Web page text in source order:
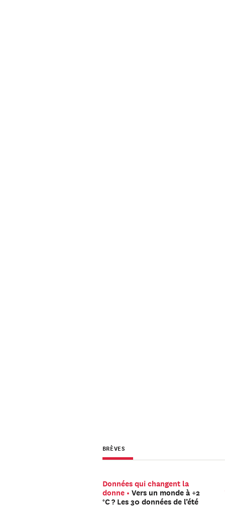
BRÈVES
Données qui changent la
donne
Vers un monde à +2
°C ? Les 30 données de l’été